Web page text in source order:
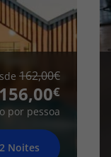
162,00
156,00
por pessoa
2 Noites